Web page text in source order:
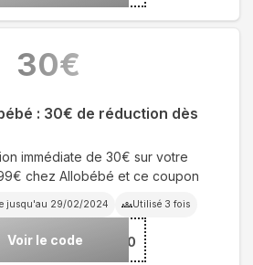
: 30€ de réduction dès
immédiate de 30€ sur votre
chez Allobébé et ce coupon
jusqu'au 29/02/2024 Utilisé 3 fois
Voir le code ***0
30€